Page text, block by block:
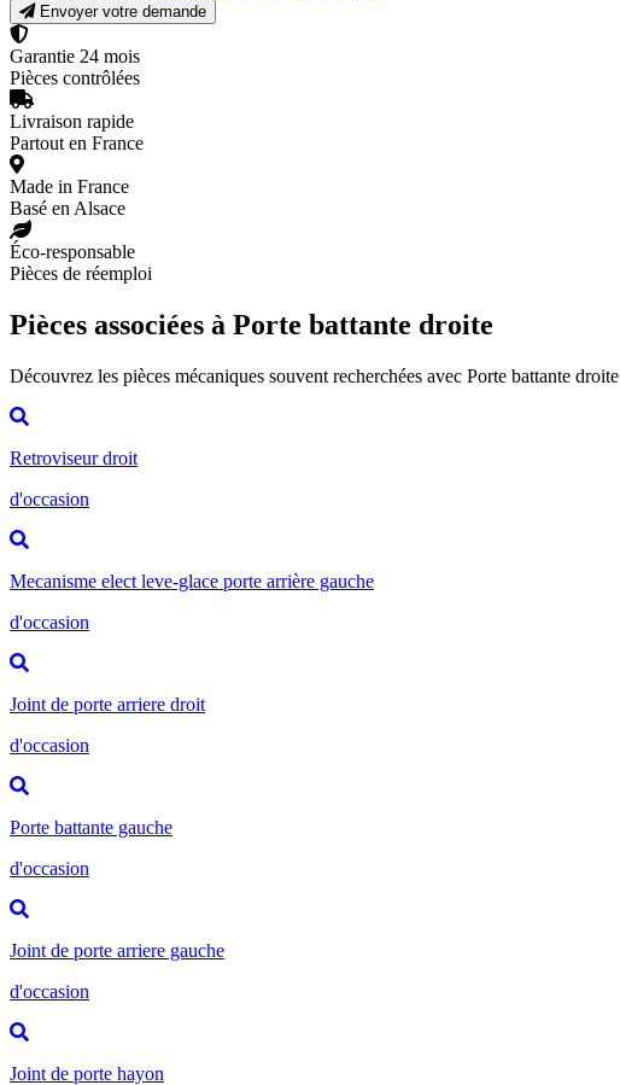
Envoyer votre demande
Garantie 24 mois
Pièces contrôlées
Livraison rapide
Partout en France
Made in France
Basé en Alsace
Éco-responsable
Pièces de réemploi
Pièces associées à Porte battante droite
Découvrez les pièces mécaniques souvent recherchées avec Porte battante droite
Retroviseur droit
d'occasion
Mecanisme elect leve-glace porte arrière gauche
d'occasion
Joint de porte arriere droit
d'occasion
Porte battante gauche
d'occasion
Joint de porte arriere gauche
d'occasion
Joint de porte hayon